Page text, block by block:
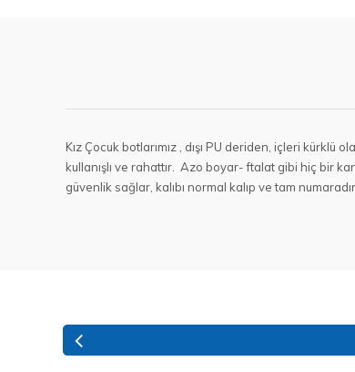
Kız Çocuk botlarımız , dışı PU deriden, içleri
kullanışlı ve rahattır. Azo boyar- ftalat gibi hiç bir
güvenlik sağlar, kalıbı normal kalıp ve tam